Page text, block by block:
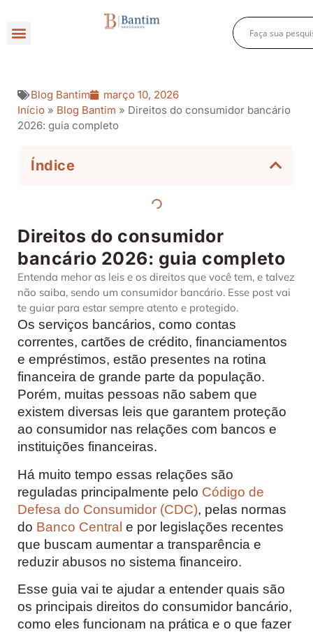
Blog Bantim
março 10, 2026
Início » Blog Bantim » Direitos do consumidor bancário
2026: guia completo
Índice
Direitos do consumidor
bancário 2026: guia completo
Entenda mehor as leis e os direitos que você tem, e talvez
não saiba, sendo um consumidor bancário. Esse post vai
te guiar para estar sempre atento e protegido.
Os serviços bancários, como contas
correntes, cartões de crédito, financiamentos
e empréstimos, estão presentes na rotina
financeira de grande parte da população.
Porém, muitas pessoas não sabem que
existem diversas leis que garantem proteção
ao consumidor nas relações com bancos e
instituições financeiras.
Há muito tempo essas relações são
reguladas principalmente pelo Código de
Defesa do Consumidor (CDC), pelas normas
do Banco Central e por legislações recentes
que buscam aumentar a transparência e
reduzir abusos no sistema financeiro.
Esse guia vai te ajudar a entender quais são
os principais direitos do consumidor bancário,
como eles funcionam na prática e o que fazer